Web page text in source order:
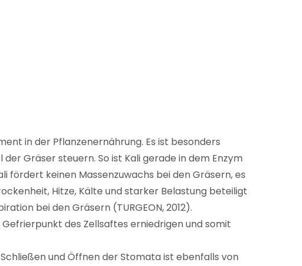
in der Pflanzenernährung. Es ist besonders
Gräser steuern. So ist Kali gerade in dem Enzym
fördert keinen Massenzuwachs bei den Gräsern, es
Hitze, Kälte und starker Belastung beteiligt
bei den Gräsern (TURGEON, 2012).
des Zellsaftes erniedrigen und somit
und Öffnen der Stomata ist ebenfalls von